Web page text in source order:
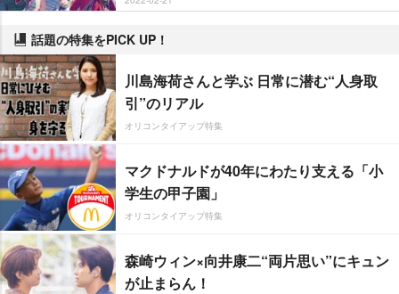
話題の特集をPICK UP！
川島海荷さんと学ぶ 日常に潜む“人身取
引”のリアル
オリコンタイアップ特集
マクドナルドが40年にわたり支える「小
学生の甲子園」
オリコンタイアップ特集
森崎ウィン×向井康二“両片思い”にキュン
が止まらん！